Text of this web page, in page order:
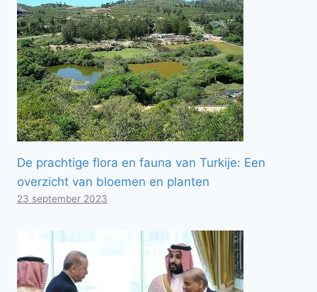
De prachtige flora en fauna van Turkije: Een
overzicht van bloemen en planten
23 september 2023